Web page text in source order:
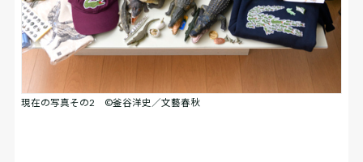
現在の写真その2 ©釜谷洋史／文藝春秋